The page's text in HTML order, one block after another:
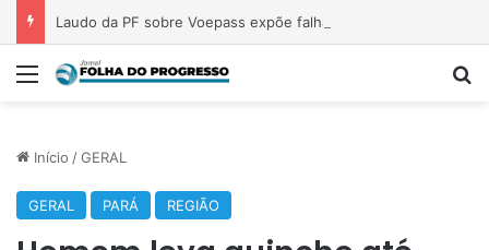
Menu
Início /GERAL
GERAL PARÁ REGIÃO